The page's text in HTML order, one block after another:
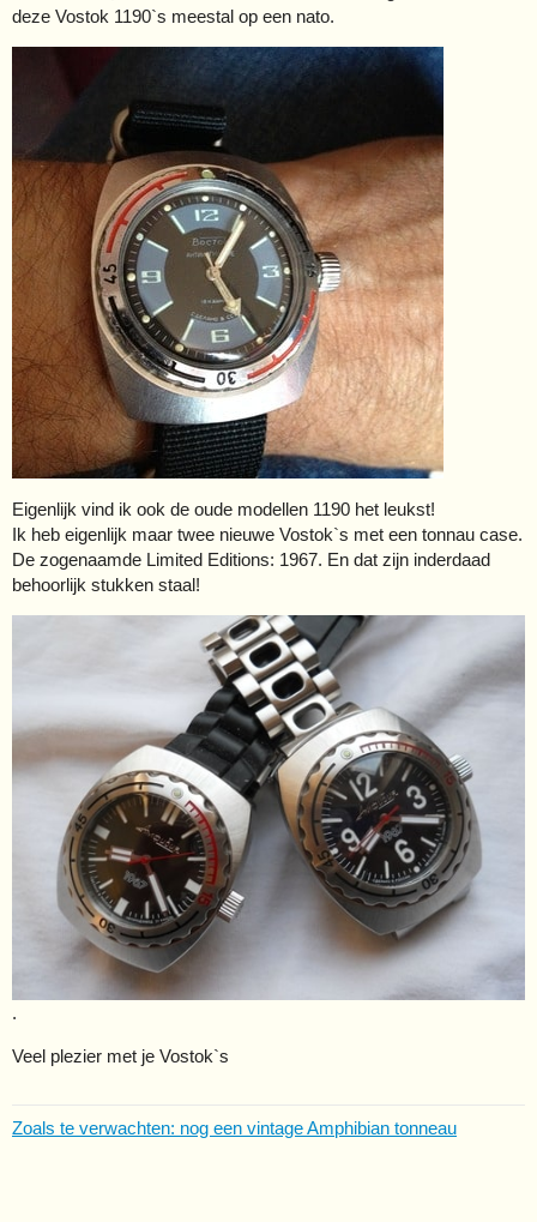
deze Vostok 1190`s meestal op een nato.
Eigenlijk vind ik ook de oude modellen 1190 het leukst!
Ik heb eigenlijk maar twee nieuwe Vostok`s met een tonnau case.
De zogenaamde Limited Editions: 1967. En dat zijn inderdaad
behoorlijk stukken staal!
.
Veel plezier met je Vostok`s
Zoals te verwachten: nog een vintage Amphibian tonneau